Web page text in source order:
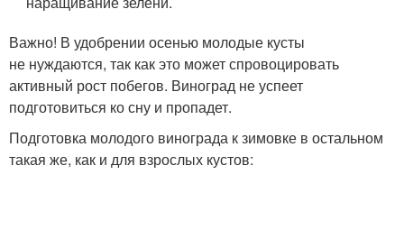
Важно! В удобрении осенью молодые кусты
не нуждаются, так как это может спровоцировать
активный рост побегов. Виноград не успеет
подготовиться ко сну и пропадет.
Подготовка молодого винограда к зимовке в остальном
такая же, как и для взрослых кустов: